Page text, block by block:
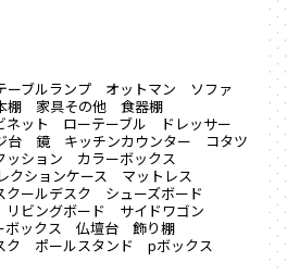
ーブルランプ オットマン
ソファ
棚 家具その他
食器棚
ネット ローテーブル
ドレッサー
台 鏡 キッチンカウンター
コタツ
ッション
カラーボックス
クションケース
マットレス
クールデスク
シューズボード
リビングボード
サイドワゴン
ボックス 仏壇台
飾り棚
ク ポールスタンド pボックス